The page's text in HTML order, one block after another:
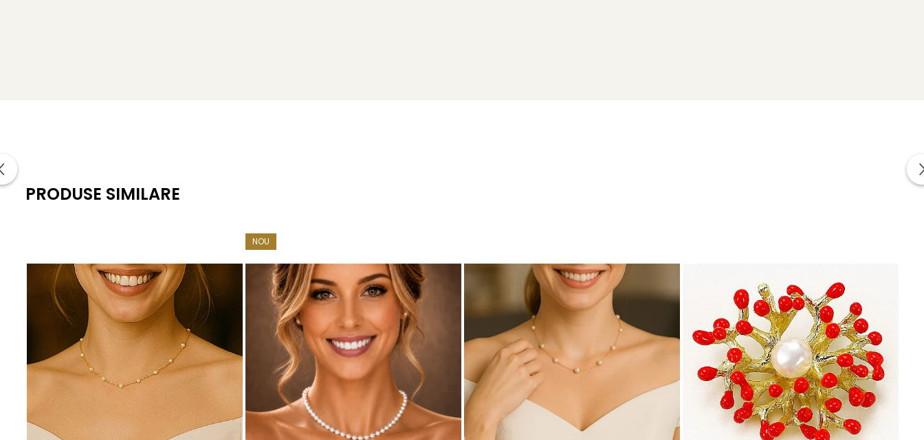
Certificare: certificat de garanție și autenticitate KASKADDA
KASKADDAeste un brand european de bijuterii premium, cu marcă înregistrată în 27 de țări. Toate produsele sunt realizate din perle naturale selectate manual, montate în
metale prețioase certificate. Fiecare bijuterie cu perle este însoțită de un certificat de garanție și autenticitate care atestă proveniența naturală a perlelor.
Pentru femeia care apreciază lucrurile bine făcute, fără ostentație – acești
cercei cu perle albesunt definiția echilibrului clasic.
colier cu perle și obrățară cu perle asortată pot transforma acești cercei într-un set care cucerește prin eleganță și armonie vizuală.
PRODUSE SIMILARE
NOU